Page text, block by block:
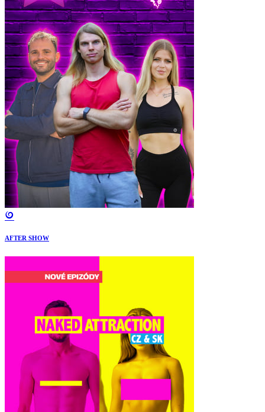
AFTER SHOW